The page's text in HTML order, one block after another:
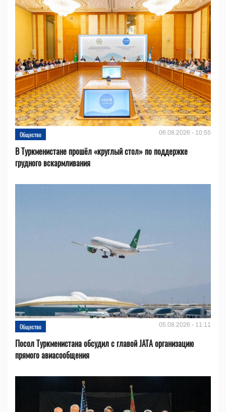
Общество 06.08.2026 - 10:55
В Туркменистане прошёл «круглый стол» по поддержке
грудного вскармливания
Общество 05.08.2026 - 11:11
Посол Туркменистана обсудил с главой JATA организацию
прямого авиасообщения